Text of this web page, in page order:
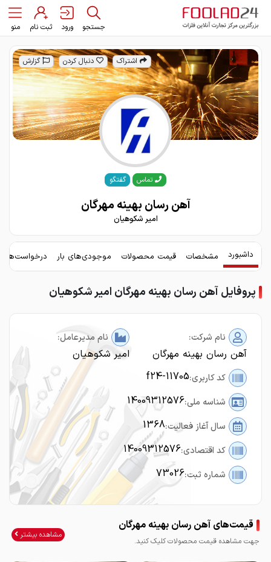
جستجو ورود ثبت نام منو
اشتراک دنبال کردن گزارش
تماس گفتگو
آهن رسان بهینه مهرگان
امیر شکوهیان
داشبورد مشخصات قیمت محصولات موجودی‌های بار
پروفایل آهن رسان بهینه مهرگان امیر شکوهیان
نام شرکت:
آهن رسان بهینه مهرگان
نام مدیرعامل:
امیر شکوهیان
کد کاربری:f24-11705
شناسه ملی:14009312576
سال آغاز فعالیت:1368
کد اقتصادی:14009312576
شماره ثبت:73026
قیمت‌های آهن رسان بهینه مهرگان
جهت مشاهده قیمت محصولات کلیک کنید.
مشاهده بیشتر